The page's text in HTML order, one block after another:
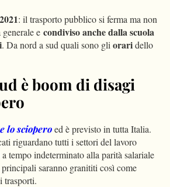
: il trasporto pubblico si ferma ma non
e condiviso anche dalla scuola
. Da nord a sud quali sono gli oraridello
è boom di disagi
lo scioperoed è previsto in tutta Italia.
riguardano tutti i settori del lavoro
tempo indeterminato alla parità salariale
saranno granititi così come
trasporti.